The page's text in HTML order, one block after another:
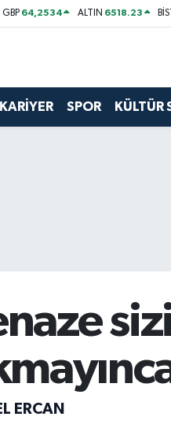
GBP 64,2534 ALTIN 6518.23
KARİYER SPOR KÜLTÜR
ERCAN